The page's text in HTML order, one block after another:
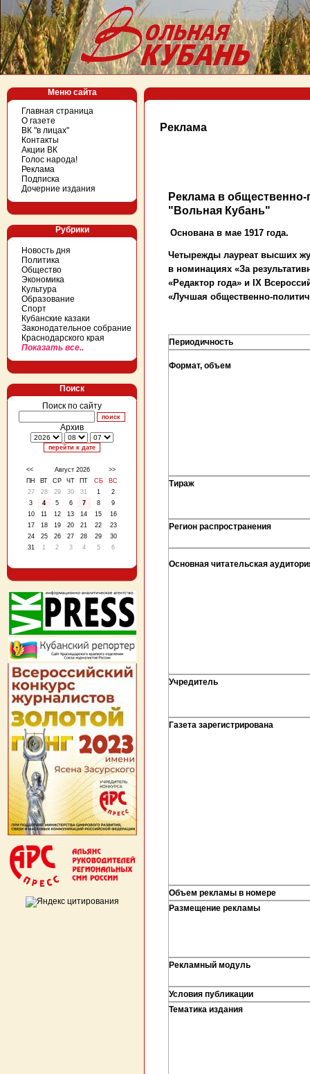
Меню сайта
Главная страница
О газете
ВК "в лицах"
Контакты
Акции ВК
Голос народа!
Реклама
Подписка
Дочерние издания
Рубрики
Новость дня
Политика
Общество
Экономика
Культура
Образование
Спорт
Кубанские казаки
Законодательное собрание
Краснодарского края
Показать все..
Поиск
Поиск по сайту
Архив
<< Август 2026
>>
ПН
ВТ СР ЧТ ПТ СБ
ВС
27
28 29 30 31 1
2
3
4 5 6 7 8
9
10
11 12 13 14 15
16
17
18 19 20 21 22
23
24
25 26 27 28 29
30
31
1 2 3 4 5 6
Реклама
Реклама в общественно-
"Вольная Кубань"
Основана в мае 1917 года.
Четырежды лауреат высших
в номинациях «За
«Редактор года» и IX
«Лучшая общественно-
Периодичность
Формат, объем
Тираж
Регион распространения
Основная читательская
Учредитель
Газета зарегистрирована
Объем рекламы в номере
Размещение рекламы
Рекламный модуль
Условия публикации
Тематика издания